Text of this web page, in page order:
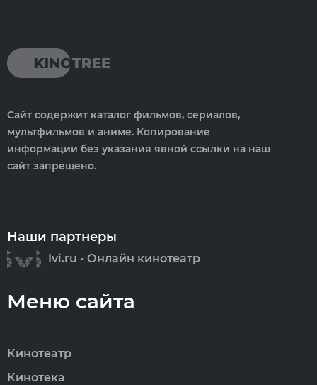
Сайт содержит каталог фильмов, сериалов,
мультфильмов и аниме. Копирование
информации без указания явной ссылки на наш
сайт запрещено.
Наши партнеры
Ivi.ru - Онлайн кинотеатр
Меню сайта
Кинотеатр
Кинотека